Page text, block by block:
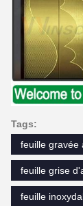
Tags:
feuille gravée
feuille grise
feuille